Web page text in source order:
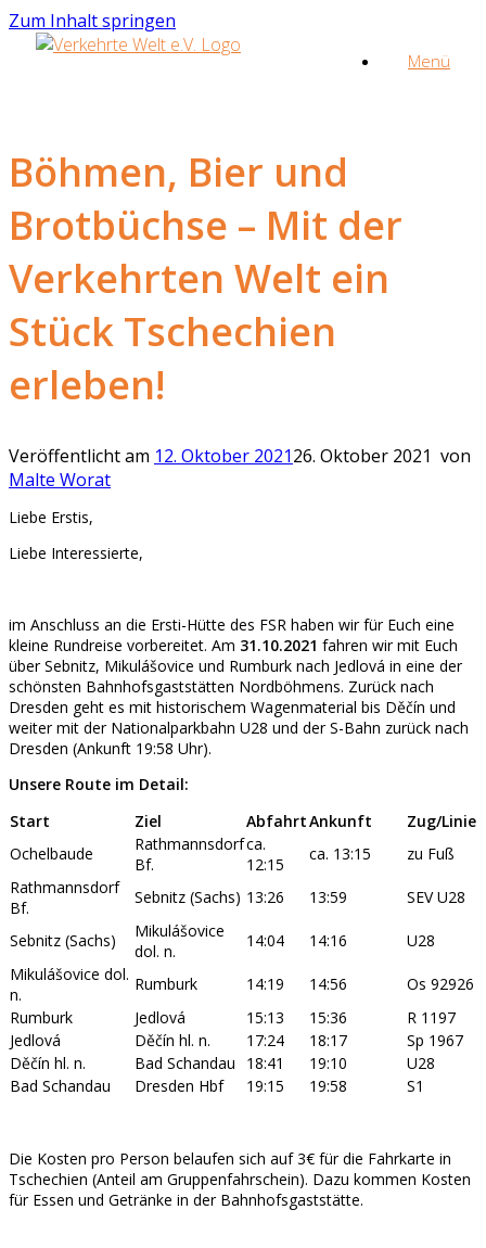
Zum Inhalt springen
Menü
Böhmen, Bier und
Brotbüchse – Mit der
Verkehrten Welt ein
Stück Tschechien
erleben!
Veröffentlicht am 12. Oktober 202126. Oktober 2021 von
Malte Worat
Liebe Erstis,
Liebe Interessierte,
im Anschluss an die Ersti-Hütte des FSR haben wir für Euch eine
kleine Rundreise vorbereitet. Am 31.10.2021 fahren wir mit Euch
über Sebnitz, Mikulášovice und Rumburk nach Jedlová in eine der
schönsten Bahnhofsgaststätten Nordböhmens. Zurück nach
Dresden geht es mit historischem Wagenmaterial bis Děčín und
weiter mit der Nationalparkbahn U28 und der S-Bahn zurück nach
Dresden (Ankunft 19:58 Uhr).
Unsere Route im Detail:
Start
Ziel AbfahrtAnkunft
Zug/Linie
Ochelbaude
Rathmannsdorf
Bf.
ca.
12:15
ca. 13:15
zu Fuß
Rathmannsdorf
Bf.
Sebnitz (Sachs) 13:26 13:59 SEV U28
Sebnitz (Sachs)
Mikulášovice
dol. n.
14:04 14:16
U28
Mikulášovice dol.
n.
Rumburk 14:19 14:56
Os 92926
Rumburk
Jedlová 15:13 15:36
R 1197
Jedlová
Děčín hl. n. 17:24 18:17
Sp 1967
Děčín hl. n.
Bad Schandau 18:41 19:10
U28
Bad Schandau
Dresden Hbf 19:15 19:58 S1
Die Kosten pro Person belaufen sich auf 3€ für die Fahrkarte in
Tschechien (Anteil am Gruppenfahrschein). Dazu kommen Kosten
für Essen und Getränke in der Bahnhofsgaststätte.